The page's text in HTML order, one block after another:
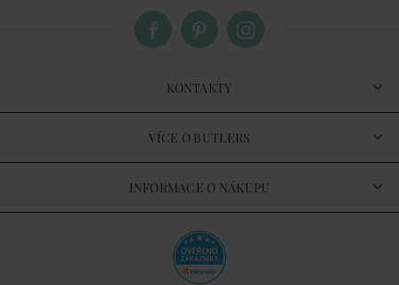
KONTAKTY
VÍCE O BUTLERS
INFORMACE O NÁKUPU